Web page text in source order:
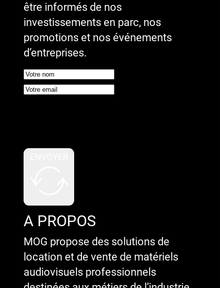
être informés de nos
investissements en parc, nos
promotions et nos événements
d’entreprises.
A PROPOS
MOG propose des solutions de
location et de vente de matériels
audiovisuels professionnels